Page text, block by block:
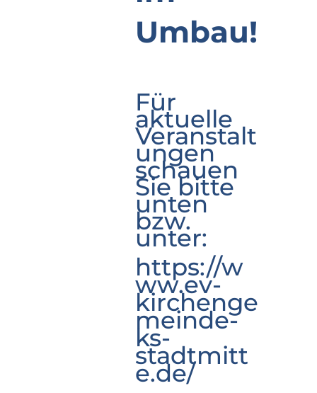
Umbau!
Für
aktuelle
Veranstalt
ungen
schauen
Sie bitte
unten
bzw.
unter:
https://w
ww.ev-
kirchenge
meinde-
ks-
stadtmitt
e.de/